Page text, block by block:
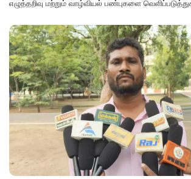
எழுத்தறிவு மற்றும் வாழ்வியல் பண்புகளை